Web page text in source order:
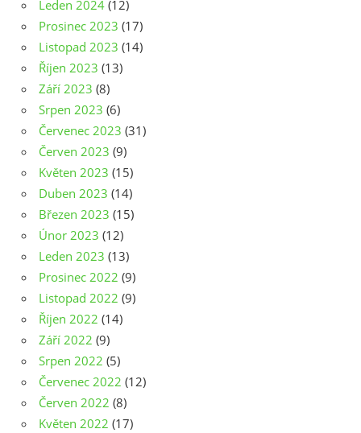
Leden 2024 (12)
Prosinec 2023 (17)
Listopad 2023 (14)
Říjen 2023 (13)
Září 2023 (8)
Srpen 2023 (6)
Červenec 2023 (31)
Červen 2023 (9)
Květen 2023 (15)
Duben 2023 (14)
Březen 2023 (15)
Únor 2023 (12)
Leden 2023 (13)
Prosinec 2022 (9)
Listopad 2022 (9)
Říjen 2022 (14)
Září 2022 (9)
Srpen 2022 (5)
Červenec 2022 (12)
Červen 2022 (8)
Květen 2022 (17)